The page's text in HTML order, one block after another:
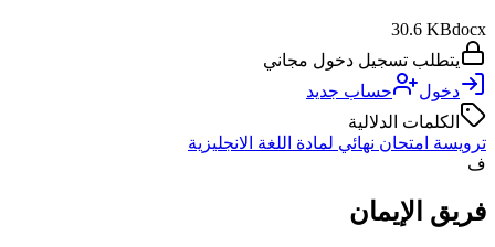
docx
30.6 KB
يتطلب تسجيل دخول مجاني
دخول
حساب جديد
الكلمات الدلالية
ترويسة امتحان نهائي لمادة اللغة الانجليزية
ف
فريق الإيمان